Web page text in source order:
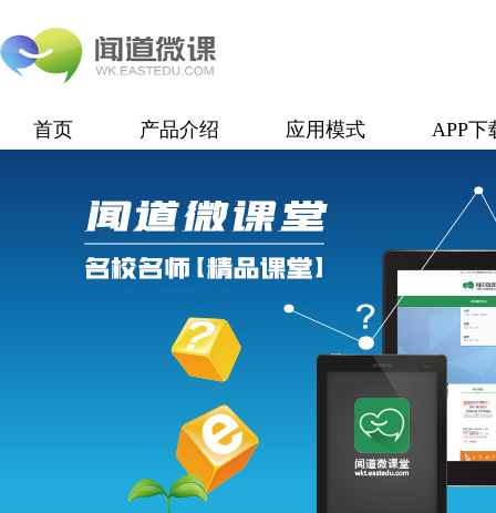
首页 产品介绍 应用模式 APP下